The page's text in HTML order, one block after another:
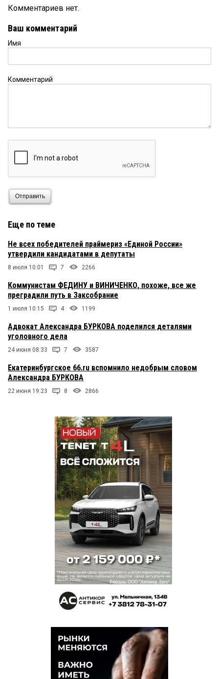
Комментариев нет.
Ваш комментарий
Имя
Комментарий
Отправить
Еще по теме
Не всех победителей праймериз «Единой России»
утвердили кандидатами в депутаты
8 июля 10:01 7 2266
Коммунистам ФЕДИНУ и ВИНИЧЕНКО, похоже, все же
преградили путь в Заксобрание
1 июля 10:15 4 1199
Адвокат Александра БУРКОВА поделился деталями
уголовного дела
24 июня 08:33 7 3587
Екатеринбургское 66.ru вспомнило недобрым словом
Александра БУРКОВА
22 июня 19:23 8 2866